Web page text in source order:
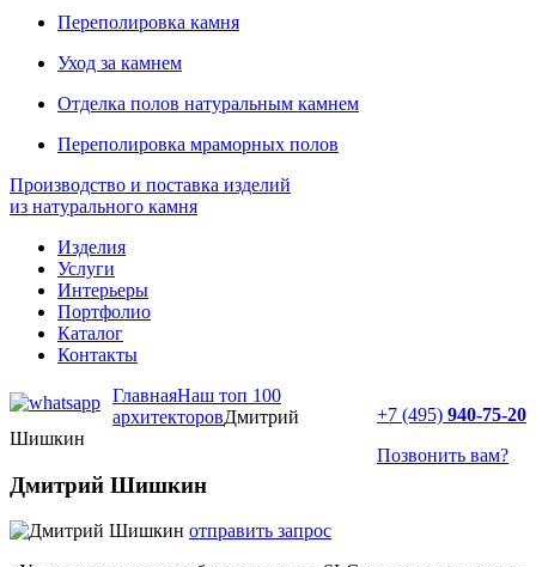
Переполировка камня
Уход за камнем
Отделка полов натуральным камнем
Переполировка мраморных полов
Производство и поставка изделий
из натурального камня
Изделия
Услуги
Интерьеры
Портфолио
Каталог
Контакты
+7 (495) 940-75-20
Позвонить вам?
ГлавнаяНаш топ 100
архитекторовДмитрий
Шишкин
Дмитрий Шишкин
отправить запрос